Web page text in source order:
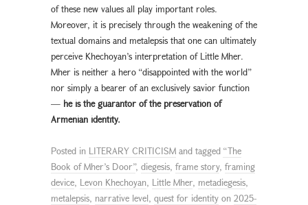
of these new values all play important roles.
Moreover, it is precisely through the weakening of the
textual domains and metalepsis that one can ultimately
perceive Khechoyan’s interpretation of Little Mher.
Mher is neither a hero “disappointed with the world”
nor simply a bearer of an exclusively savior function
— he is the guarantor of the preservation of
Armenian identity.
Posted in LITERARY CRITICISM and tagged “The
Book of Mher’s Door”, diegesis, frame story, framing
device, Levon Khechoyan, Little Mher, metadiegesis,
metalepsis, narrative level, quest for identity on 2025-